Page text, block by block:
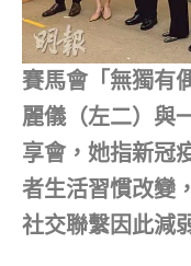
賽馬會「無獨有
麗儀（左二）與
享會，她指新冠
者生活習慣改變
社交聯繫因此減